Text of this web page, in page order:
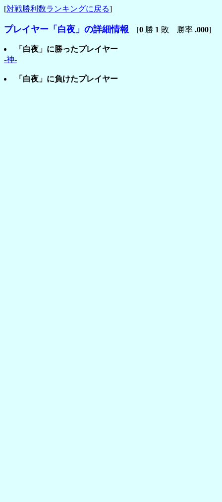
[対戦勝利数ランキングに戻る]
プレイヤー「白夜」の詳細情報 [0 勝 1 敗 勝率 .000]
「白夜」に勝ったプレイヤー
-神-
「白夜」に負けたプレイヤー